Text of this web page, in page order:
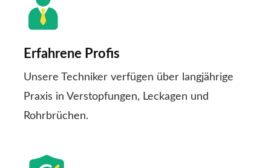
Erfahrene Profis
Unsere Techniker verfügen über langjährige
Praxis in Verstopfungen, Leckagen und
Rohrbrüchen.